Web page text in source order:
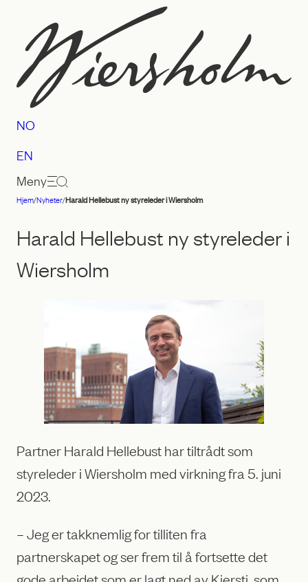
innhold
Advokatfirmaet
Wiersholm
NO
EN
Meny
Hjem/Nyheter/Harald Hellebust ny styreleder i Wiersholm
Harald Hellebust ny styreleder i
Wiersholm
Partner Harald Hellebust har tiltrådt som
styreleder i Wiersholm med virkning fra 5. juni
2023.
– Jeg er takknemlig for tilliten fra
partnerskapet og ser frem til å fortsette det